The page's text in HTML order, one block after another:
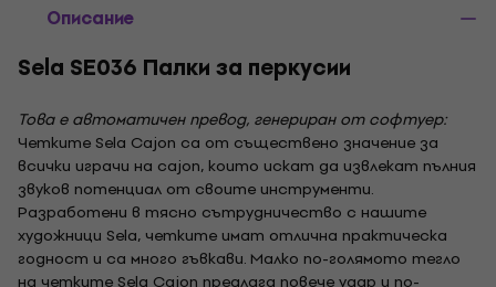
Описание
Sela SE036 Палки за перкусии
Това е автоматичен превод, генериран от софтуер:
Четките Sela Cajon са от съществено значение за
всички играчи на cajon, които искат да извлекат пълния
звуков потенциал от своите инструменти.
Разработени в тясно сътрудничество с нашите
художници Sela, четките имат отлична практическа
годност и са много гъвкави. Малко по-голямото тегло